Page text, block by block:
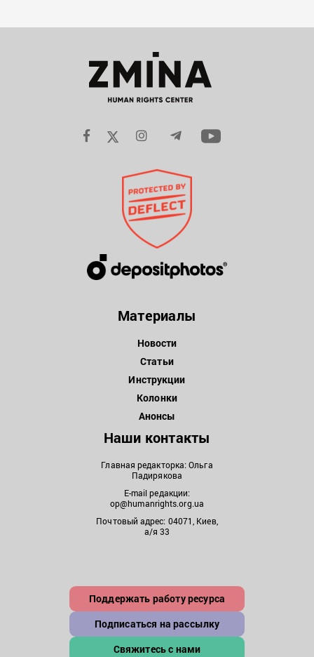
Материалы
Новости
Статьи
Инструкции
Колонки
Анонсы
Наши контакты
Главная редакторка: Ольга
Падирякова
E-mail редакции:
op@humanrights.org.ua
Почтовый адрес: 04071, Киев,
а/я 33
Поддержать работу ресурса
Подписаться на рассылку
Свяжитесь с нами